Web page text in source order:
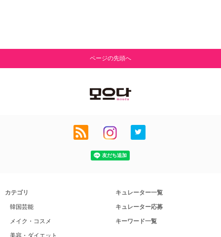
ページの先頭へ
カテゴリ
韓国芸能
メイク・コスメ
美容・ダイエット
キュレーター一覧
キュレーター応募
キーワード一覧